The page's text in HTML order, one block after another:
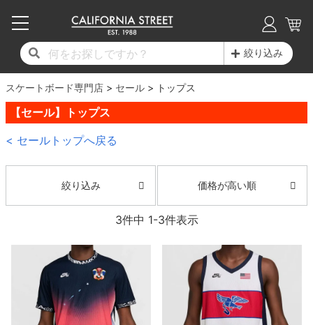
絞り込み
スケートボード専門店 セール トップス
【セール】トップス
< セールトップへ戻る
絞り込み 価格が高い順
3件中 1-3件表示
17時までのご注文は当日発送！
11,000円以上で送料無料！
毎月1日はポイント5倍！10日と20日は3倍！
コンプリートセット（完成品）
17時までのご注文は当日発送！
11,000円以上で送料無料！
毎月1日はポイント5倍！10日と20日は3倍！
デッキ新着一覧
サイズからデッキを選ぶ
子供用デッキ
7.0inch以下
7.2inch
7.7inch
7.8inch
17時までのご注文は当日発送！
11,000円以上で送料無料！
毎月1日はポイント5倍！10日と20日は3倍！
トラック新着一覧
適合デッキサイズから選ぶ
7.0inch以下
7.2inch
7.3inch
7.8inch
7.9inch
17時までのご注文は当日発送！
11,000円以上で送料無料！
毎月1日はポイント5倍！10日と20日は3倍！
ウィール新着一覧
ウィールをサイズから選ぶ
50mm
51mm
52mm
56mm
57mm
スピットファイヤー F4（フォーミュラフォ
ー）
ボーンズ XF（エックスフォーミュラ）
ボーンズ STF（エスティーエフ）
ベアリング
デッキテープ
17時までのご注文は当日発送！
11,000円以上で送料無料！
毎月1日はポイント5倍！10日と20日は3倍！
シューズ新着一覧
シューズをサイズから選ぶ
20cm
21cm
22cm
24cm
24.5cm
インソール
シューレース・その他
17時までのご注文は当日発送！
11,000円以上で送料無料！
毎月1日はポイント5倍！10日と20日は3倍！
Tシャツ
トレーナー・セーター
パンツ
17時までのご注文は当日発送！
11,000円以上で送料無料！
毎月1日はポイント5倍！10日と20日は3倍！
最新ブログ一覧
17時までのご注文は当日発送！
11,000円以上で送料無料！
毎月1日はポイント5倍！10日と20日は3倍！
初心者の方へ
スタッフおすすめアイテム
ブランド紹介
INFO
17時までのご注文は当日発送！
11,000円以上で送料無料！
毎月1日はポイント5倍！10日と20日は3倍！
店舗情報
スタッフ紹介
カリフォルニアストリートの歴史
求人情報
プライバシーポリシー